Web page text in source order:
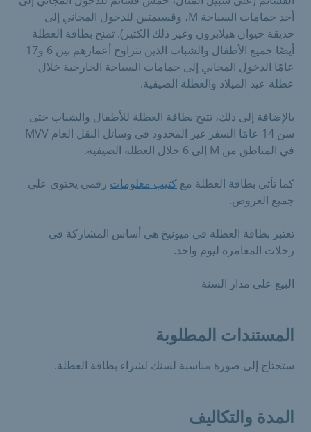
أحد حمامات السباحة M، وقسيمتين للدخول المجاني إلى
حديقة حيوان هيلابرون وغير ذلك الكثير). تمنح بطاقة العطلة
أيضًا جميع الأطفال والشباب الذين تتراوح أعمارهم بين 6 و17
عامًا الدخول المجاني إلى حمامات السباحة الخارجية خلال
عطلة عيد الميلاد والعطلة الصيفية.
بالإضافة إلى ذلك، تتيح بطاقة العطلة للأطفال والشباب حتى
سن 14 عامًا السفر غير المحدود في وسائل النقل العام MVV
في المناطق من M إلى 6 خلال العطلة الصيفية.
كما تأتي بطاقة العطلة مع كتيب معلومات رقمي يحتوي على
جميع العروض.
تعتبر بطاقة العطلة في ميونيخ هي أساس المشاركة في
رحلات المغامرة ليوم واحد.
البيع على مدار السنة
المستندات المطلوبة
ستحتاج إلى صورة مناسبة لسنك لشراء بطاقة العطلة.
المدة والتكاليف